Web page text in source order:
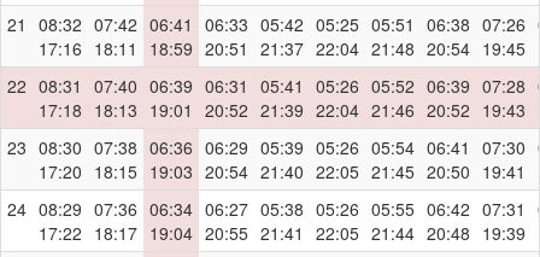
21
08:32
17:16
07:42
18:11
06:41
18:59
06:33
20:51
05:42
21:37
05:25
22:04
05:51
21:48
06:38
20:54
07:26
19:45
22 08:31
17:18
07:40
18:13
06:39
19:01
06:31
20:52
05:41
21:39
05:26
22:04
05:52
21:46
06:39
20:52
07:28
19:43
23 08:30
17:20
07:38
18:15
06:36
19:03
06:29
20:54
05:39
21:40
05:26
22:05
05:54
21:45
06:41
20:50
07:30
19:41
24 08:29
17:22
07:36
18:17
06:34
19:04
06:27
20:55
05:38
21:41
05:26
22:05
05:55
21:44
06:42
20:48
07:31
19:39